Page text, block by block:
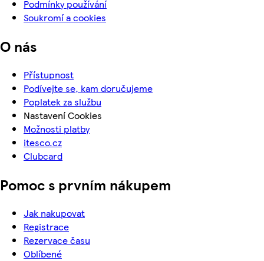
Podmínky používání
Soukromí a cookies
O nás
Přístupnost
Podívejte se, kam doručujeme
Poplatek za službu
Nastavení Cookies
Možnosti platby
itesco.cz
Clubcard
Pomoc s prvním nákupem
Jak nakupovat
Registrace
Rezervace času
Oblíbené